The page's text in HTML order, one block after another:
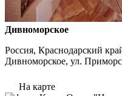
Дивноморское
Россия, Краснодарский
Дивноморское, ул.
На карте